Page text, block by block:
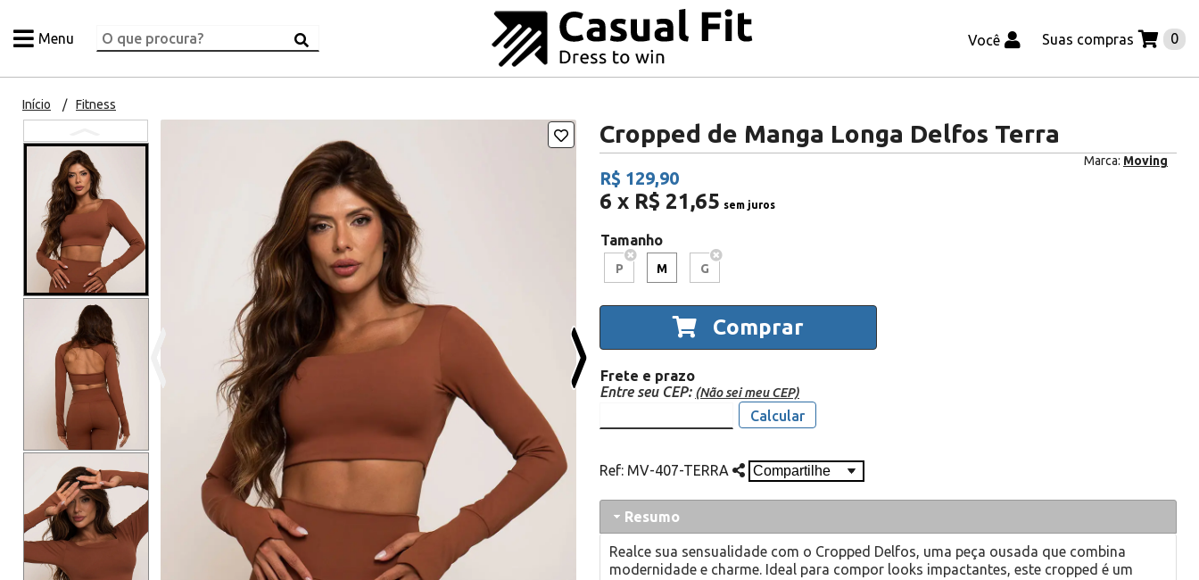
Menu Você Suas compras 0
Início Fitness
Cropped de Manga Longa Delfos Terra
Marca: Moving
R$ 129,90
6 x R$ 21,65 sem juros
Tamanho
P M G
Comprar
Frete e prazo
Entre seu CEP: (Não sei meu CEP)
Calcular
Ref: MV-407-TERRA
Resumo
Realce sua sensualidade com o Cropped Delfos, uma peça ousada que combina
modernidade e charme. Ideal para compor looks impactantes, este cropped é um